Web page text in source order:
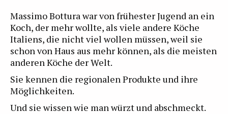
Massimo Bottura war von frühester Jugend an ein
Koch, der mehr wollte, als viele andere Köche
Italiens, die nicht viel wollen müssen, weil sie
schon von Haus aus mehr können, als die meisten
anderen Köche der Welt.
Sie kennen die regionalen Produkte und ihre
Möglichkeiten.
Und sie wissen wie man würzt und abschmeckt.